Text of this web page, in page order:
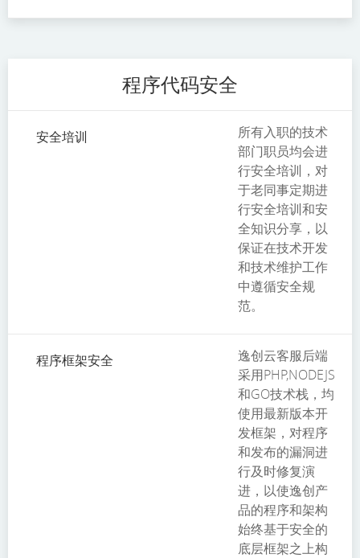
程序代码安全
安全培训
所有入职的技术
部门职员均会进
行安全培训，对
于老同事定期进
行安全培训和安
全知识分享，以
保证在技术开发
和技术维护工作
中遵循安全规
范。
程序框架安全
逸创云客服后端
采用PHP,NODEJS
和GO技术栈，均
使用最新版本开
发框架，对程序
和发布的漏洞进
行及时修复演
进，以使逸创产
品的程序和架构
始终基于安全的
底层框架之上构